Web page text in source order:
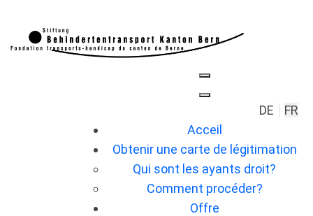
DE
FR
Acceil
Obtenir une carte de légitimation
Qui sont les ayants droit?
Comment procéder?
Offre